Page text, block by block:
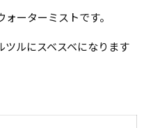
ーターミストです。
ツルにスベスベになります